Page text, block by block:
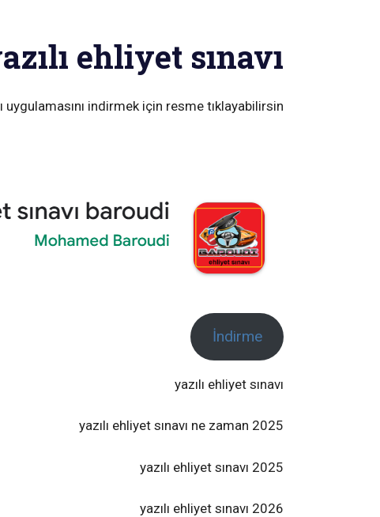
ehliyet sınavı
uygulamasını indirmek için resme tıklayabilirsin.
İndirme
yazılı ehliyet sınavı
2025 yazılı ehliyet sınavı ne zaman
2025 yazılı ehliyet sınavı
2026 yazılı ehliyet sınavı